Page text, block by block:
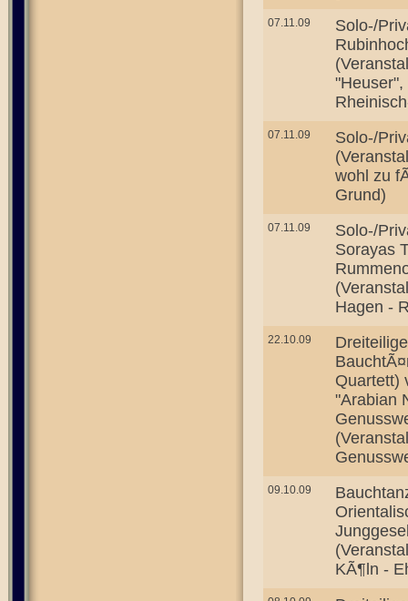
07.11.09
Solo-/
07.11.09
Solo-/
wohl zu
Grund)
07.11.09
Solo-/
Sorayas
Hagen -
22.10.09
Quartett)
"Arabian
09.10.09
KÃ¶ln -